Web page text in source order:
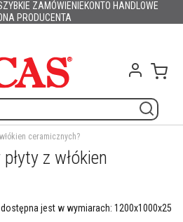
ZAMÓWIENIEKONTO HANDLOWE
PRODUCENTA
Danmark
NorgeSuomiLietuva
LatvijaEesti
Mój
ceramicznych?
z włókien
jest w wymiarach: 1200x1000x25